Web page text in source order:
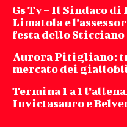
Gs Tv – Il Sindaco di
Limatola e
festa dello Sticciano
Aurora Pitigliano:
mercato dei
Termina 1 a 1
Invictasauro e